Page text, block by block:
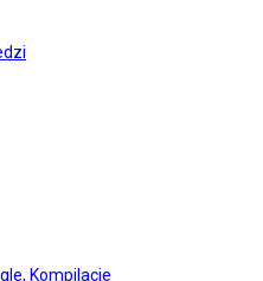
Kompilacje